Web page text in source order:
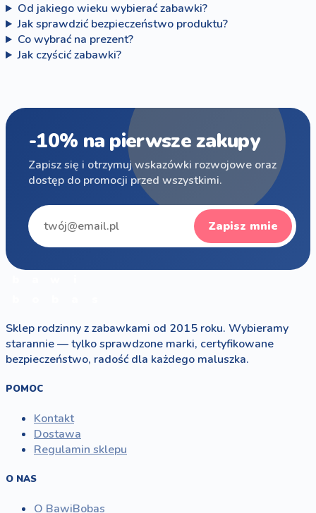
Od jakiego wieku wybierać zabawki?
Jak sprawdzić bezpieczeństwo produktu?
Co wybrać na prezent?
Jak czyścić zabawki?
-10% na pierwsze zakupy
Zapisz się i otrzymuj wskazówki rozwojowe oraz
dostęp do promocji przed wszystkimi.
Zapisz mnie
Sklep rodzinny z zabawkami od 2015 roku. Wybieramy
starannie — tylko sprawdzone marki, certyfikowane
bezpieczeństwo, radość dla każdego maluszka.
POMOC
Kontakt
Dostawa
Regulamin sklepu
O NAS
O BawiBobas